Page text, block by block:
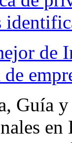
de
Guía